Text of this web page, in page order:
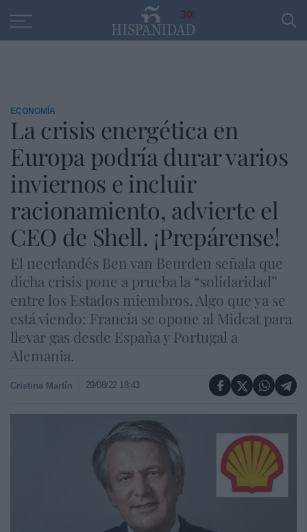
30
ECONOMÍA
La crisis energética en
Europa podría durar varios
inviernos e incluir
racionamiento, advierte el
CEO de Shell. ¡Prepárense!
El neerlandés Ben van Beurden señala que
dicha crisis pone a prueba la “solidaridad”
entre los Estados miembros. Algo que ya se
está viendo: Francia se opone al Midcat para
llevar gas desde España y Portugal a
Alemania.
Cristina Martín 29/08/22 18:43